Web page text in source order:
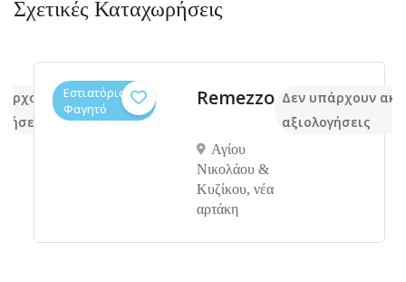
Σχετικές Καταχωρήσεις
ακόμα
Εστιατόρια,
Φαγητό
Remezzo
Αγίου
Νικολάου &
Κυζίκου, νέα
αρτάκη
Δεν υπάρχουν
αξιολογήσεις